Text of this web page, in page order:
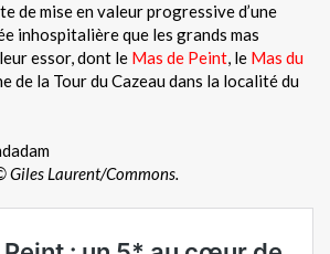
de mise en valeur progressive d’une
inhospitalière que les grands mas
essor, dont le Mas de Peint, le Mas du
de la Tour du Cazeau dans la localité du
Giles Laurent/Commons.